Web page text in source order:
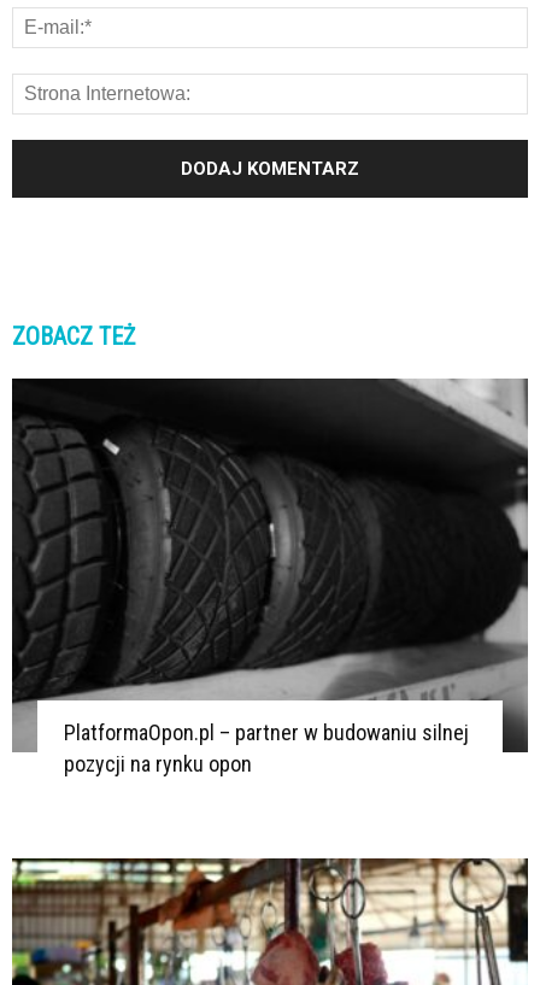
ZOBACZ TEŻ
PlatformaOpon.pl – partner w budowaniu silnej
pozycji na rynku opon